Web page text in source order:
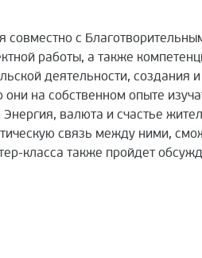
совместно с
работы, а также
деятельности, создания
они на собственном опыте
валюта и счастье
связь между ними,
класса также пройдет